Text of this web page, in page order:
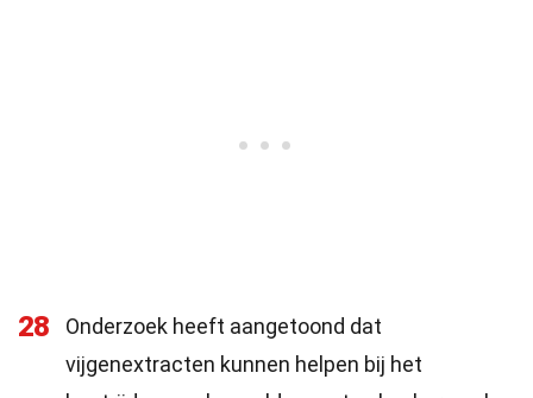
28
Onderzoek heeft aangetoond dat
vijgenextracten kunnen helpen bij het